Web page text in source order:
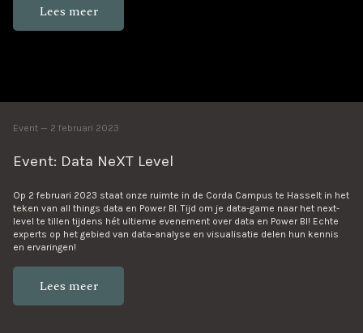
Lees meer
Event 2 februari 2023
Event: Data NeXT Level
Op 2 februari 2023 staat onze ruimte in de Corda Campus te Hasselt in het
teken van all things data en Power BI. Tijd om je data-game naar het next-
level te tillen tijdens hét ultieme evenement over data en Power BI! Echte
experts op het gebied van data-analyse en visualisatie delen hun kennis
en ervaringen!
Lees meer